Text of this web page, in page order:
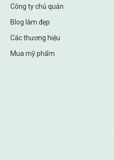
Công ty chủ quản
Blog làm đẹp
Các thương hiệu
Mua mỹ phẩm